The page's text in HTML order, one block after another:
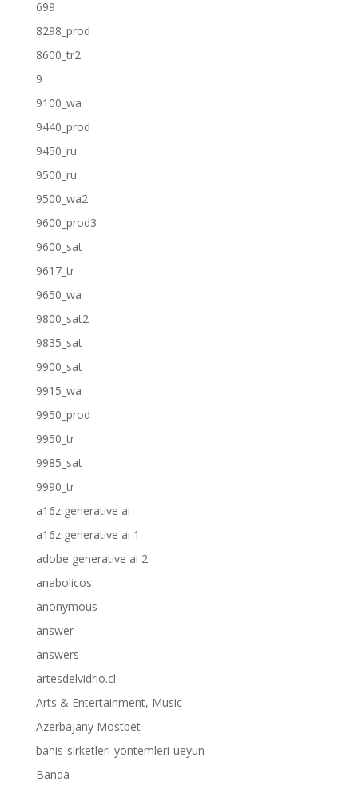
699
8298_prod
8600_tr2
9
9100_wa
9440_prod
9450_ru
9500_ru
9500_wa2
9600_prod3
9600_sat
9617_tr
9650_wa
9800_sat2
9835_sat
9900_sat
9915_wa
9950_prod
9950_tr
9985_sat
9990_tr
a16z generative ai
a16z generative ai 1
adobe generative ai 2
anabolicos
anonymous
answer
answers
artesdelvidrio.cl
Arts & Entertainment, Music
Azerbajany Mostbet
bahis-sirketleri-yontemleri-ueyun
Banda